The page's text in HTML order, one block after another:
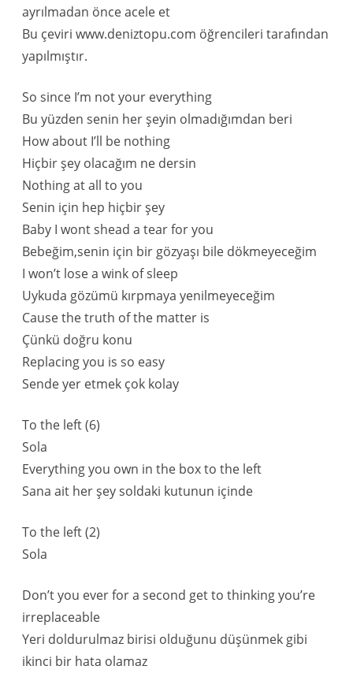
ayrılmadan önce acele et
Bu çeviri www.deniztopu.com öğrencileri tarafından
yapılmıştır.
So since I’m not your everything
Bu yüzden senin her şeyin olmadığımdan beri
How about I’ll be nothing
Hiçbir şey olacağım ne dersin
Nothing at all to you
Senin için hep hiçbir şey
Baby I wont shead a tear for you
Bebeğim,senin için bir gözyaşı bile dökmeyeceğim
I won’t lose a wink of sleep
Uykuda gözümü kırpmaya yenilmeyeceğim
Cause the truth of the matter is
Çünkü doğru konu
Replacing you is so easy
Sende yer etmek çok kolay
To the left (6)
Sola
Everything you own in the box to the left
Sana ait her şey soldaki kutunun içinde
To the left (2)
Sola
Don’t you ever for a second get to thinking you’re
irreplaceable
Yeri doldurulmaz birisi olduğunu düşünmek gibi
ikinci bir hata olamaz